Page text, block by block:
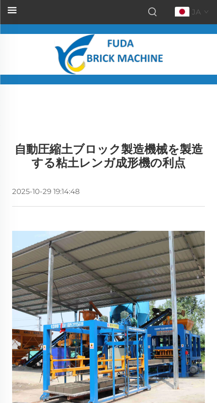
JA
自動圧縮土ブロック製造機械を製造
する粘土レンガ成形機の利点
2025-10-29 19:14:48